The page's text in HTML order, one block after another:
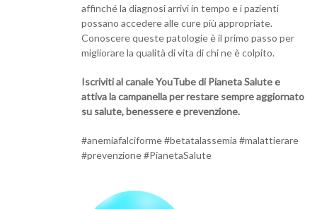
affinché la diagnosi arrivi in tempo e i pazienti
possano accedere alle cure più appropriate.
Conoscere queste patologie è il primo passo per
migliorare la qualità di vita di chi ne è colpito.
Iscriviti al canale YouTube di Pianeta Salute e
attiva la campanella per restare sempre aggiornato
su salute, benessere e prevenzione.
#anemiafalciforme #betatalassemia #malattierare
#prevenzione #PianetaSalute